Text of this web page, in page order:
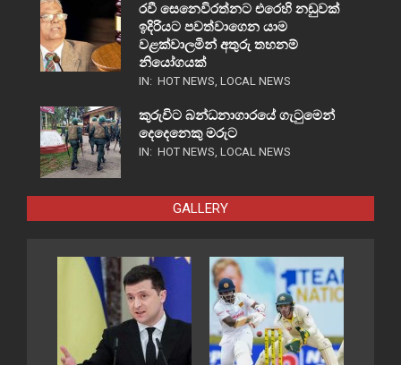
රවී සෙනෙවිරත්නට එරෙහි නඩුවක්
ඉදිරියට පවත්වාගෙන යාම
වළක්වාලමින් අතුරු තහනම්
නියෝගයක්
IN: HOT NEWS, LOCAL NEWS
කුරුවිට බන්ධනාගාරයේ ගැටුමෙන්
දෙදෙනෙකු මරුට
IN: HOT NEWS, LOCAL NEWS
GALLERY